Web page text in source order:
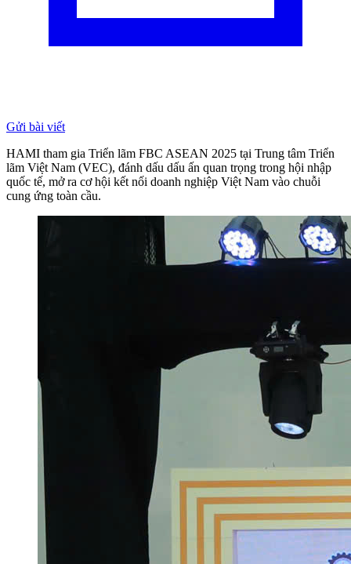
Gửi bài viết
HAMI tham gia Triển lãm FBC ASEAN 2025 tại Trung tâm Triển
lãm Việt Nam (VEC), đánh dấu dấu ấn quan trọng trong hội nhập
quốc tế, mở ra cơ hội kết nối doanh nghiệp Việt Nam vào chuỗi
cung ứng toàn cầu.